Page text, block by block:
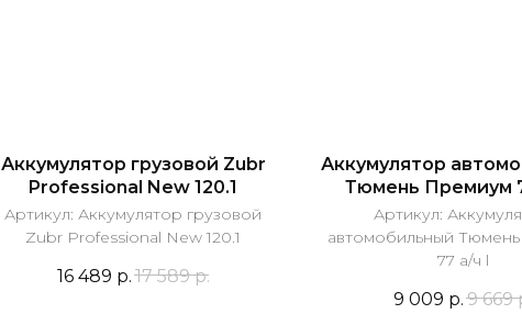
Аккумулятор грузовой Zubr
Professional New 120.1
Артикул: Аккумулятор грузовой
Zubr Professional New 120.1
16 489 р.17 589 р.
Аккумулятор
Тюмень Премиум
Артикул:
автомобильный
77 а/ч l
9 009 р.9 669